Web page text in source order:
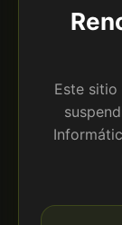
Este